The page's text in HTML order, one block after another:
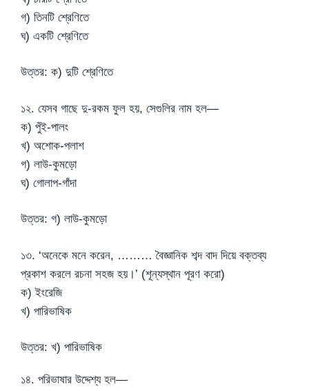
গ) তিনটি শ্রেণিতে
ঘ) একটি শ্রেণিতে
উত্তর: ক) দুটি শ্রেণিতে
১২. যেসব গাছে দু-রকম ফুল হয়, সেগুলির নাম হল—
ক) পুঁই-পালং
খ) অশোক-পলাশ
গ) লাউ-কুমড়ো
ঘ) গোলাপ-গাঁদা
উত্তর: গ) লাউ-কুমড়ো
১৩. ‘অনেকে মনে করেন, ……… বৈজ্ঞানিক শব্দ বাদ দিয়ে বক্তব্য
প্রকাশ করলে রচনা সহজ হয়।’ (শূন্যস্থান পূরণ করো)
ক) ইংরেজি
খ) পারিভাষিক
উত্তর: খ) পারিভাষিক
১৪. পরিভাষার উদ্দেশ্য হল—